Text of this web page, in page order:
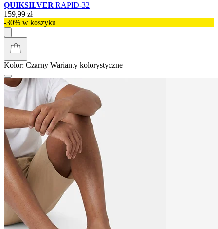
QUIKSILVER RAPID-32
159,99 zł
-30% w koszyku
Kolor: Czarny Warianty kolorystyczne